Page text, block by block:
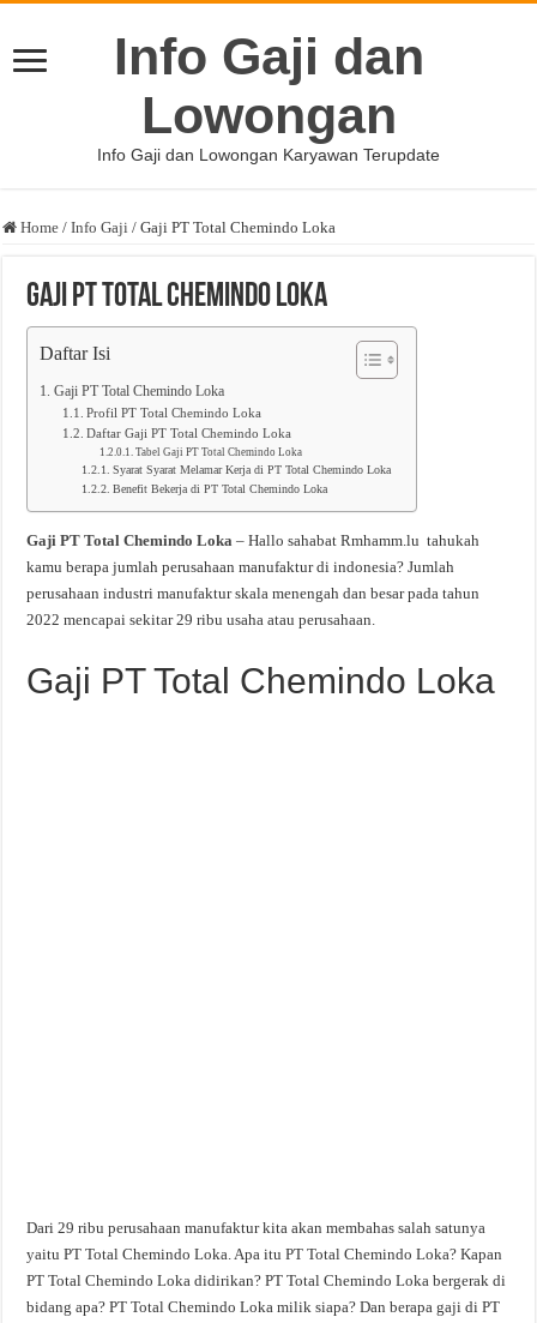
Info Gaji dan
Lowongan
Info Gaji dan Lowongan Karyawan Terupdate
Home / Info Gaji / Gaji PT Total Chemindo Loka
Gaji PT Total Chemindo Loka
Daftar Isi
Gaji PT Total Chemindo Loka
Profil PT Total Chemindo Loka
Daftar Gaji PT Total Chemindo Loka
Tabel Gaji PT Total Chemindo Loka
Syarat Syarat Melamar Kerja di PT Total Chemindo Loka
Benefit Bekerja di PT Total Chemindo Loka
Gaji PT Total Chemindo Loka – Hallo sahabat Rmhamm.lu tahukah
kamu berapa jumlah perusahaan manufaktur di indonesia? Jumlah
perusahaan industri manufaktur skala menengah dan besar pada tahun
2022 mencapai sekitar 29 ribu usaha atau perusahaan.
Gaji PT Total Chemindo Loka
Dari 29 ribu perusahaan manufaktur kita akan membahas salah satunya
yaitu PT Total Chemindo Loka. Apa itu PT Total Chemindo Loka? Kapan
PT Total Chemindo Loka didirikan? PT Total Chemindo Loka bergerak di
bidang apa? PT Total Chemindo Loka milik siapa? Dan berapa gaji di PT